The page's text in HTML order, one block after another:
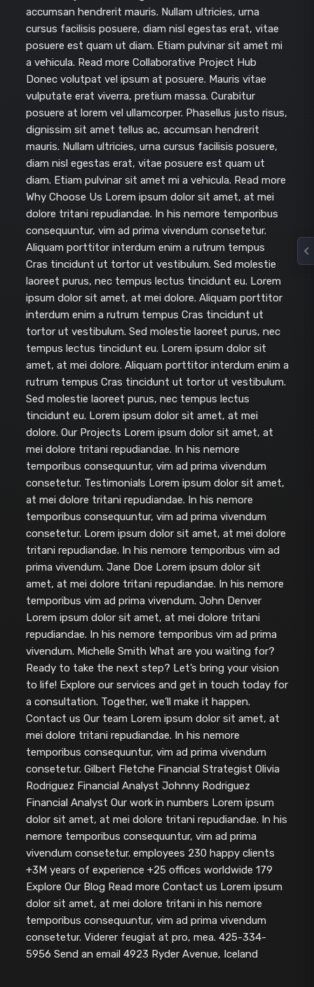
accumsan hendrerit mauris. Nullam ultricies, urna
cursus facilisis posuere, diam nisl egestas erat, vitae
posuere est quam ut diam. Etiam pulvinar sit amet mi
a vehicula. Read more Collaborative Project Hub
Donec volutpat vel ipsum at posuere. Mauris vitae
vulputate erat viverra, pretium massa. Curabitur
posuere at lorem vel ullamcorper. Phasellus justo risus,
dignissim sit amet tellus ac, accumsan hendrerit
mauris. Nullam ultricies, urna cursus facilisis posuere,
diam nisl egestas erat, vitae posuere est quam ut
diam. Etiam pulvinar sit amet mi a vehicula. Read more
Why Choose Us Lorem ipsum dolor sit amet, at mei
dolore tritani repudiandae. In his nemore temporibus
consequuntur, vim ad prima vivendum consetetur.
Aliquam porttitor interdum enim a rutrum tempus
Cras tincidunt ut tortor ut vestibulum. Sed molestie
laoreet purus, nec tempus lectus tincidunt eu. Lorem
ipsum dolor sit amet, at mei dolore. Aliquam porttitor
interdum enim a rutrum tempus Cras tincidunt ut
tortor ut vestibulum. Sed molestie laoreet purus, nec
tempus lectus tincidunt eu. Lorem ipsum dolor sit
amet, at mei dolore. Aliquam porttitor interdum enim a
rutrum tempus Cras tincidunt ut tortor ut vestibulum.
Sed molestie laoreet purus, nec tempus lectus
tincidunt eu. Lorem ipsum dolor sit amet, at mei
dolore. Our Projects Lorem ipsum dolor sit amet, at
mei dolore tritani repudiandae. In his nemore
temporibus consequuntur, vim ad prima vivendum
consetetur. Testimonials Lorem ipsum dolor sit amet,
at mei dolore tritani repudiandae. In his nemore
temporibus consequuntur, vim ad prima vivendum
consetetur. Lorem ipsum dolor sit amet, at mei dolore
tritani repudiandae. In his nemore temporibus vim ad
prima vivendum. Jane Doe Lorem ipsum dolor sit
amet, at mei dolore tritani repudiandae. In his nemore
temporibus vim ad prima vivendum. John Denver
Lorem ipsum dolor sit amet, at mei dolore tritani
repudiandae. In his nemore temporibus vim ad prima
vivendum. Michelle Smith What are you waiting for?
Ready to take the next step? Let’s bring your vision
to life! Explore our services and get in touch today for
a consultation. Together, we’ll make it happen.
Contact us Our team Lorem ipsum dolor sit amet, at
mei dolore tritani repudiandae. In his nemore
temporibus consequuntur, vim ad prima vivendum
consetetur. Gilbert Fletche Financial Strategist Olivia
Rodriguez Financial Analyst Johnny Rodriguez
Financial Analyst Our work in numbers Lorem ipsum
dolor sit amet, at mei dolore tritani repudiandae. In his
nemore temporibus consequuntur, vim ad prima
vivendum consetetur. employees 230 happy clients
+3M years of experience +25 offices worldwide 179
Explore Our Blog Read more Contact us Lorem ipsum
dolor sit amet, at mei dolore tritani in his nemore
temporibus consequuntur, vim ad prima vivendum
consetetur. Viderer feugiat at pro, mea. 425-334-
5956 Send an email 4923 Ryder Avenue, Iceland